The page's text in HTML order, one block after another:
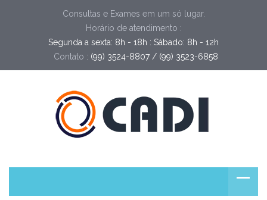
Consultas e Exames em um só lugar.
Horário de atendimento :
Segunda a sexta: 8h - 18h : Sábado: 8h - 12h
Contato : (99) 3524-8807 / (99) 3523-6858